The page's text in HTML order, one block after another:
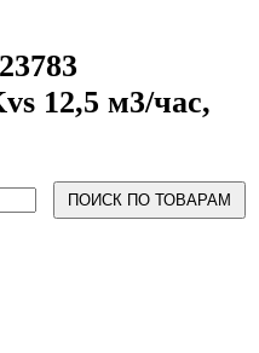
23783
12,5 м3/час,